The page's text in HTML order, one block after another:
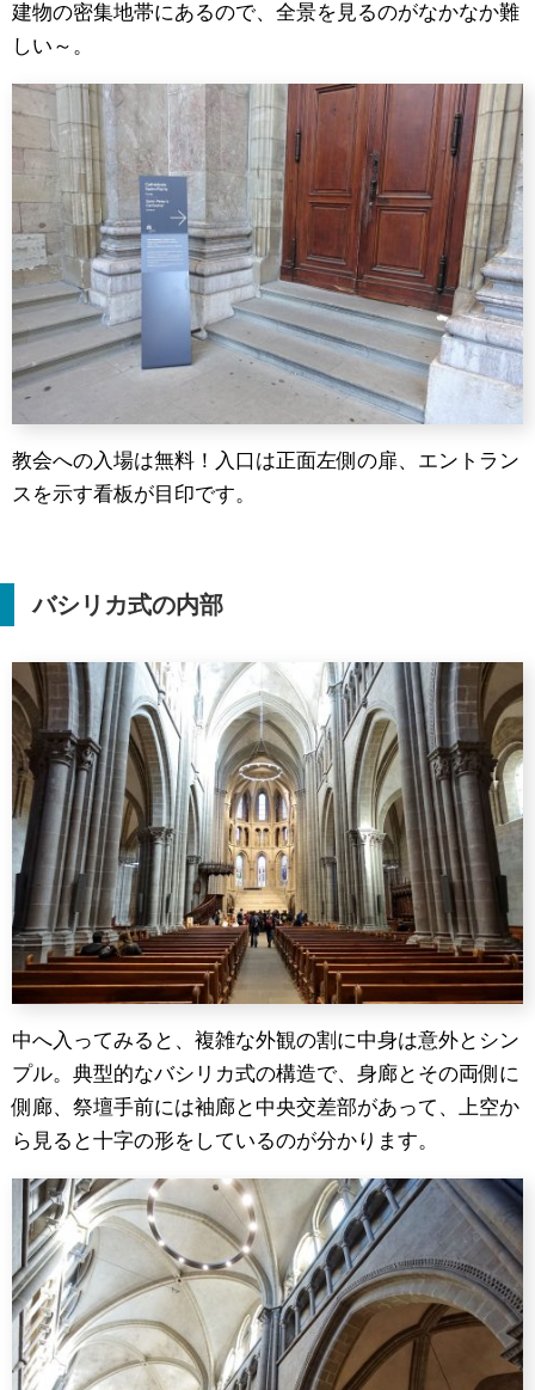
建物の密集地帯にあるので、全景を見るのがなかなか難
しい～。
教会への入場は無料！入口は正面左側の扉、エントラン
スを示す看板が目印です。
バシリカ式の内部
中へ入ってみると、複雑な外観の割に中身は意外とシン
プル。典型的なバシリカ式の構造で、身廊とその両側に
側廊、祭壇手前には袖廊と中央交差部があって、上空か
ら見ると十字の形をしているのが分かります。